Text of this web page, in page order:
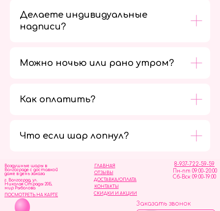
Делаете индивидуальные
надписи?
Можно ночью или рано утром?
Как оплатить?
Что если шар лопнул?
ОТЗЫВЫ
ГЛАВНАЯ
ДОСТАВКА/ОПЛАТА
СКИДКИ И АКЦИИ
КОНТАКТЫ
8-937-722-59-59
Пн-пт 09:00-20:00
Сб-Вск 09:00-19:00
Воздушные шары в
Волгограде с доставкой
даже в день заказа
Заказать звонок
г. Волгоград, ул.
Николая Отрады 20Б,
мир Рыболова
ПОСМОТРЕТЬ НА КАРТЕ